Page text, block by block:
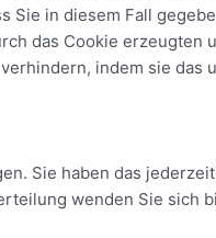
Sie in diesem Fall
das Cookie erzeugten
indem sie das
Sie haben das
wenden Sie sich